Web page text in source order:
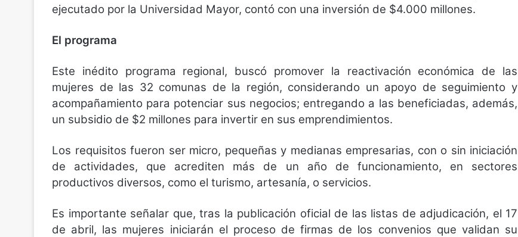
ejecutado por la Universidad Mayor, contó con una inversión de $4.000 millones.
El programa
Este inédito programa regional, buscó promover la reactivación económica de las
mujeres de las 32 comunas de la región, considerando un apoyo de seguimiento y
acompañamiento para potenciar sus negocios; entregando a las beneficiadas, además,
un subsidio de $2 millones para invertir en sus emprendimientos.
Los requisitos fueron ser micro, pequeñas y medianas empresarias, con o sin iniciación
de actividades, que acrediten más de un año de funcionamiento, en sectores
productivos diversos, como el turismo, artesanía, o servicios.
Es importante señalar que, tras la publicación oficial de las listas de adjudicación, el 17
de abril, las mujeres iniciarán el proceso de firmas de los convenios que validan su